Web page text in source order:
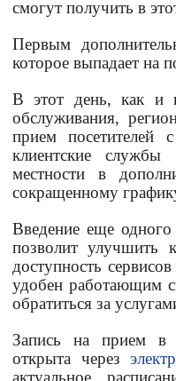
Воспроизвести
смогут получить в
Первым
которое выпадает на
В этот день, как и
обслуживания,
прием
клиентские
местности в
сокращенному
Введение еще
позволит улучшить
доступность
удобен работающим
обратиться за
Запись на прием в
открыта через
актуальное